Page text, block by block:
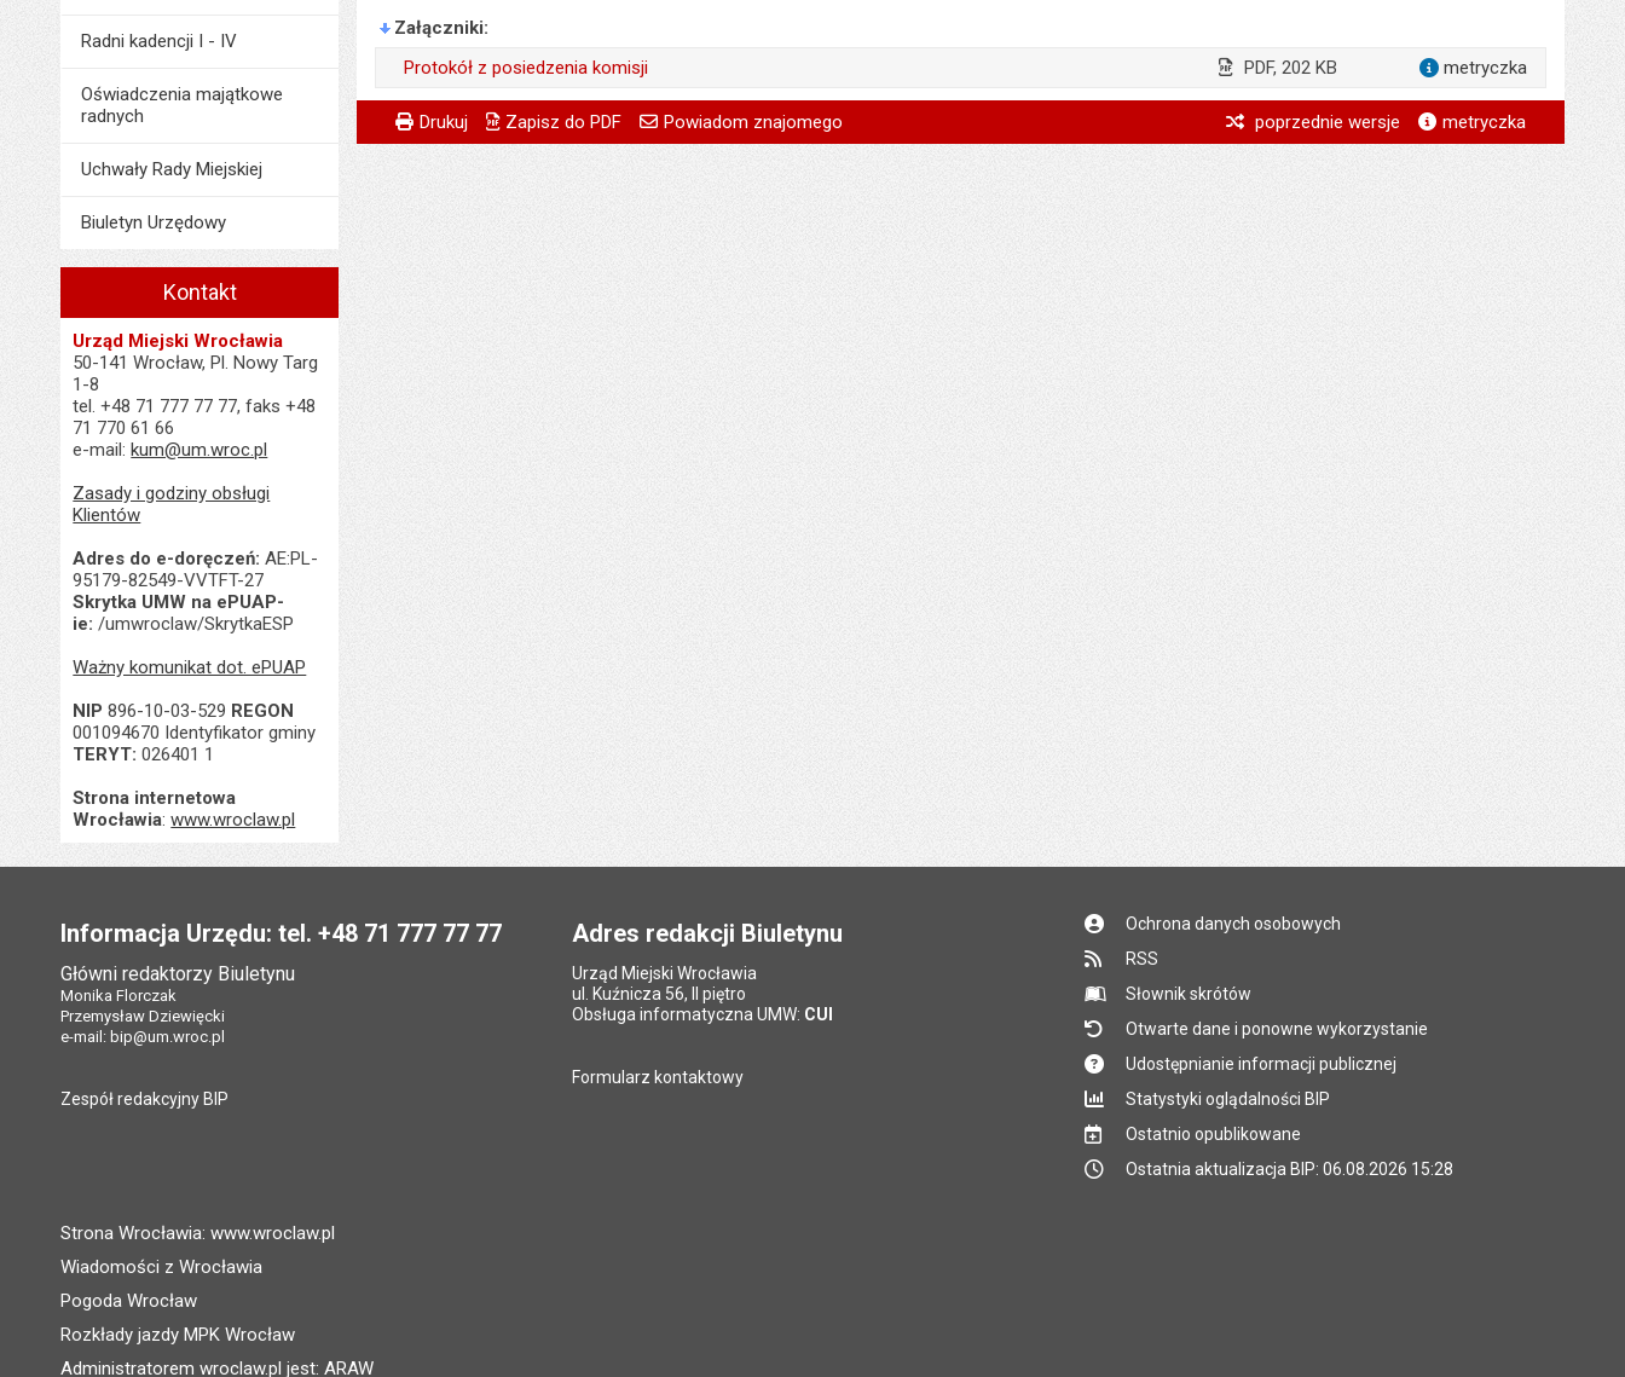
Radni kadencji I - IV
Oświadczenia majątkowe
radnych
Uchwały Rady Miejskiej
Biuletyn Urzędowy
Kontakt
Urząd Miejski Wrocławia
50-141 Wrocław, Pl. Nowy Targ
1-8
tel. +48 71 777 77 77, faks +48
71 770 61 66
e-mail:kum@um.wroc.pl
Zasady i godziny obsługi
Klientów
Adres do e-doręczeń: AE:PL-
95179-82549-VVTFT-27
Skrytka UMW na ePUAP-
ie: /umwroclaw/SkrytkaESP
Ważny komunikat dot. ePUAP
NIP 896-10-03-529 REGON
001094670 Identyfikator gminy
TERYT: 026401 1
Strona internetowa
Wrocławia:www.wroclaw.pl
Załączniki
Protokół z posiedzenia komisji
PDF, 202 KB metryczka
Wytworzył:
Data wytworzenia:
22.11.2022
Metryczka
Wytworzył:
Magdalena Razik-Trziszka
Powiadom znajomego Powiadom znajomego
Twoje imię i nazwiskoPole wymagane *
Drukuj Zapisz do PDF Powiadom znajomego poprzednie wersje metryczka
Informacja Urzędu: tel. +48 71 777 77 77
Główni redaktorzy Biuletynu
Monika Florczak
Przemysław Dziewięcki
e-mail: bip@um.wroc.pl
Zespół redakcyjny BIP
Adres redakcji Biuletynu
Urząd Miejski Wrocławia
ul. Kuźnicza 56, II piętro
Obsługa informatyczna UMW: CUI
Formularz kontaktowy
Ochrona danych osobowych
RSS
Słownik skrótów
Otwarte dane i ponowne wykorzystanie
Udostępnianie informacji publicznej
Statystyki oglądalności BIP
Ostatnio opublikowane
Ostatnia aktualizacja BIP: 06.08.2026 15:28
Strona Wrocławia: www.wroclaw.pl
Wiadomości z Wrocławia
Pogoda Wrocław
Rozkłady jazdy MPK Wrocław
Administratorem wroclaw.pl jest: ARAW